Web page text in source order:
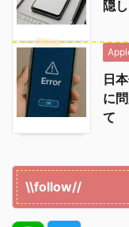
隠
日
に
て
\\follow//